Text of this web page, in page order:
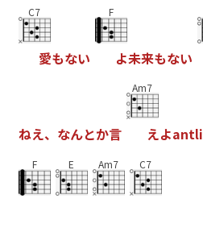
C7
愛もない
F
よ未来もない
ねえ、 なんとか言
Am7
えよantli
F E Am7 C7